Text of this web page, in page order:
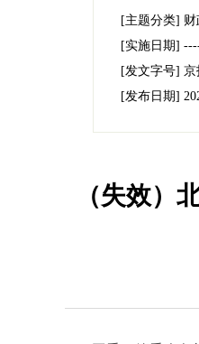
[主题分类] 财
[实施日期]
[发文字号] 京
[发布日期]
（失效）